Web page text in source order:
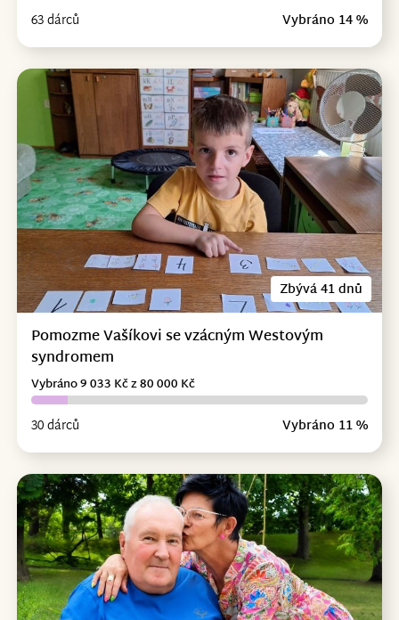
63 dárců Vybráno 14 %
Zbývá 41 dnů
Pomozme Vašíkovi se vzácným Westovým
syndromem
30 dárců Vybráno 11 %
Vybráno 9 033 Kč z 80 000 Kč